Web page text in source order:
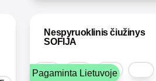
Nespyruoklinis čiužinys
SOFIJA
Pagaminta Lietuvoje